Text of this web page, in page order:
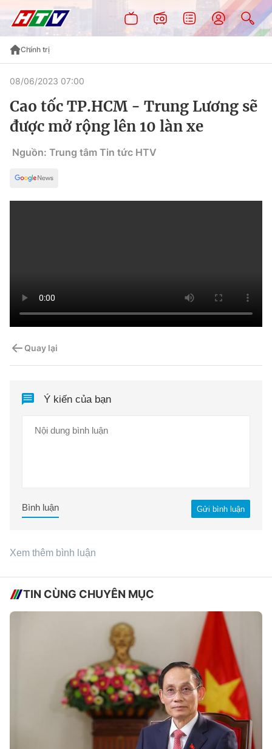
Chính trị
08/06/2023 07:00
Cao tốc TP.HCM - Trung Lương sẽ
được mở rộng lên 10 làn xe
Nguồn: Trung tâm Tin tức HTV
Quay lại
Ý kiến của bạn
Gửi bình luận
Bình luận
Xem thêm bình luận
TIN CÙNG CHUYÊN MỤC